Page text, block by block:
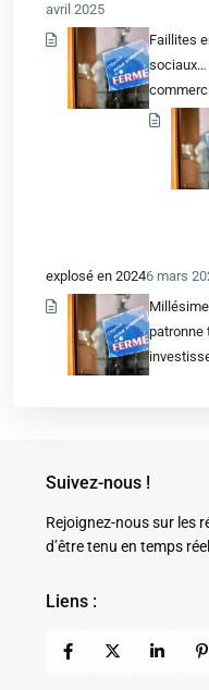
avril 2025
Faillites
sociaux…
explosé en 20246 mars
patronne
Suivez-nous !
Rejoignez-nous sur les
d’être tenu en temps
Liens :